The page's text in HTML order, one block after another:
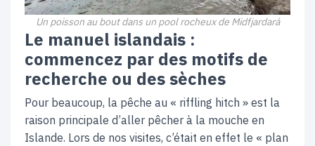
Un poisson au bout dans un pool rocheux de Midfjardará
Le manuel islandais :
commencez par des motifs de
recherche ou des sèches
Pour beaucoup, la pêche au « riffling hitch » est la
raison principale d’aller pêcher à la mouche en
Islande. Lors de nos visites, c’était en effet le « plan